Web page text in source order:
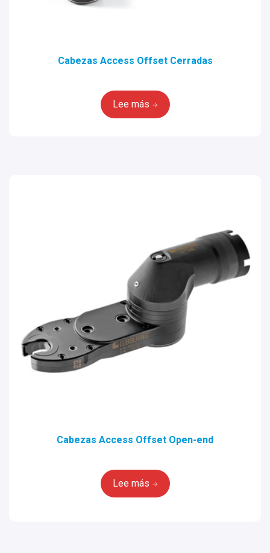
Cabezas Access Offset Cerradas
Lee más
Cabezas Access Offset Open-end
Lee más